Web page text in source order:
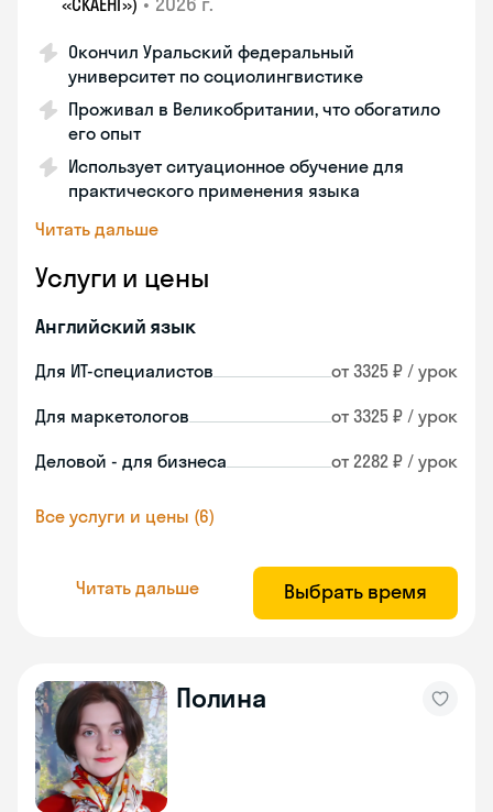
«СКАЕНГ»)
Окончил Уральский федеральный
университет по социолингвистике
Проживал в Великобритании, что обогатило
его опыт
Использует ситуационное обучение для
практического применения языка
Читать дальше
Услуги и цены
Английский язык
Для ИТ-специалистов от 3325 ₽ / урок
Для маркетологов от 3325 ₽ / урок
Деловой - для бизнеса от 2282 ₽ / урок
Все услуги и цены (6)
Читать дальше Выбрать время
Полина